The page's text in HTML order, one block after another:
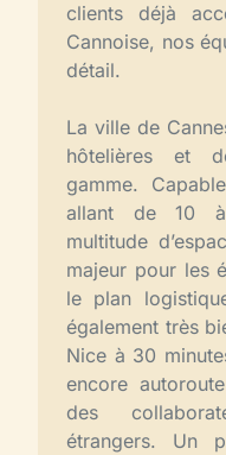
clients déjà
Cannoise, nos
détail.
La ville de
hôtelières et
gamme.
allant de 10 à
multitude
majeur pour les
le plan
également très
Nice à 30
encore
des
étrangers. Un